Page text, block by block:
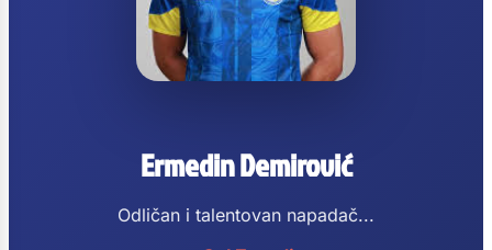
Ermedin Demirović
Odličan i talentovan napadač...